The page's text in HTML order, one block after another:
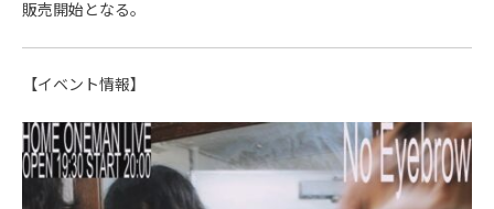
販売開始となる。
【イベント情報】